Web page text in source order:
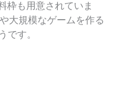
枠も用意されていま
大規模なゲームを作る
です。